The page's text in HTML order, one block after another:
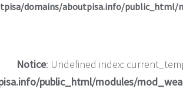
domains/aboutpisa.info/public_html/
Notice: Undefined index:
public_html/modules/